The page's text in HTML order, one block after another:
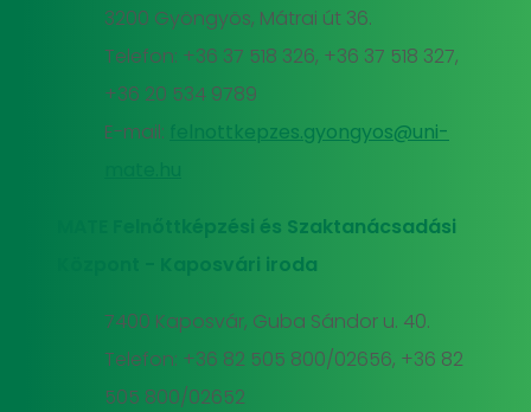
3200 Gyöngyös, Mátrai út 36.
Telefon: +36 37 518 326, +36 37 518 327,
+36 20 534 9789
E-mail:
felnottkepzes.gyongyos@uni-
MATE Felnőttképzési és Szaktanácsadási
Központ - Kaposvári iroda
7400 Kaposvár, Guba Sándor u. 40.
Telefon: +36 82 505 800/02656, +36 82
505 800/02652